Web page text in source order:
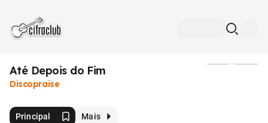
Até Depois do Fim
Discopraise
Principal Mais